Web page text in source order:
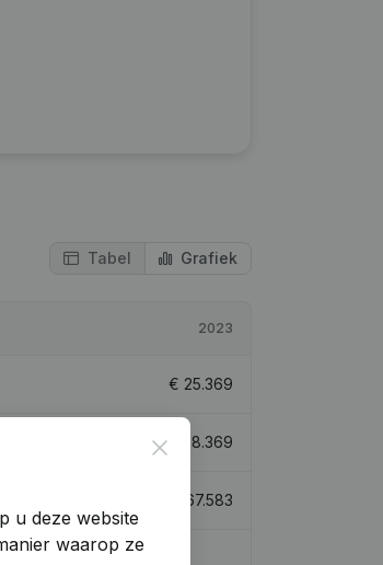
Tabel Grafiek
2023
€ 25.369
28.369
67.583
Close
u deze website
waarop ze